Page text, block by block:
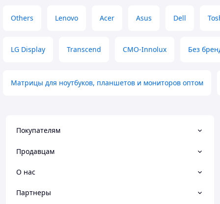
Others Lenovo Acer Asus Dell
LG Display Transcend CMO-Innolux Без
Матрицы для ноутбуков, планшетов и мониторов оптом
Покупателям
Продавцам
О нас
Партнеры